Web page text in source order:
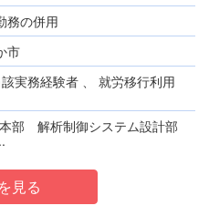
務の併用
市
実務経験者 、 就労移行利用
部 解析制御システム設計部
見る